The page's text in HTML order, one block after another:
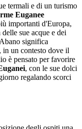
termali e di un turismo
Euganee
importanti d'Europa,
sue acque e dei
significa
in un contesto dove il
è pensato per favorire
, con le sue dolci
regalando scorci